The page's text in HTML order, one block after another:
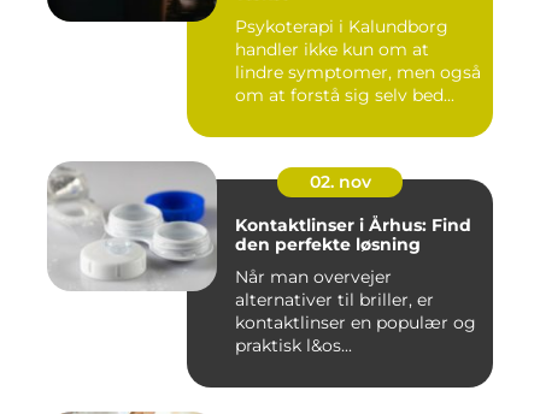
Psykoterapi i Kalundborg
handler ikke kun om at
lindre symptomer, men også
om at forstå sig selv bed...
02. nov
Kontaktlinser i Århus: Find
den perfekte løsning
Når man overvejer
alternativer til briller, er
kontaktlinser en populær og
praktisk l&os...